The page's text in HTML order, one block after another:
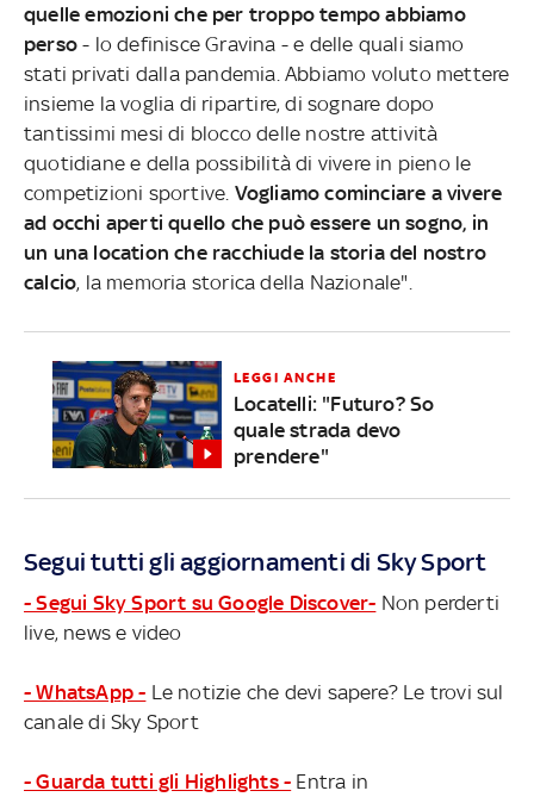
quelle emozioni che per troppo tempo abbiamo
perso - lo definisce Gravina - e delle quali siamo
stati privati dalla pandemia. Abbiamo voluto mettere
insieme la voglia di ripartire, di sognare dopo
tantissimi mesi di blocco delle nostre attività
quotidiane e della possibilità di vivere in pieno le
competizioni sportive. Vogliamo cominciare a vivere
ad occhi aperti quello che può essere un sogno, in
un una location che racchiude la storia del nostro
calcio, la memoria storica della Nazionale".
LEGGI ANCHE
Locatelli: "Futuro? So
quale strada devo
prendere"
Segui tutti gli aggiornamenti di Sky Sport
- Segui Sky Sport su Google Discover- Non perderti
live, news e video
- WhatsApp - Le notizie che devi sapere? Le trovi sul
canale di Sky Sport
- Guarda tutti gli Highlights - Entra in